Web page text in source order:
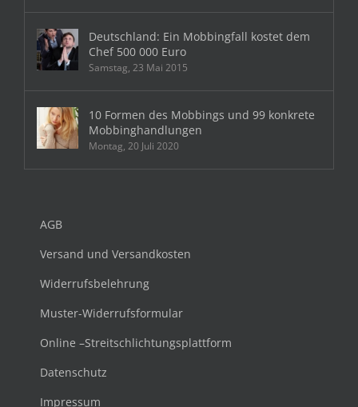
Deutschland: Ein Mobbingfall kostet dem
Chef 500 000 Euro
Samstag, 23 Mai 2015
10 Formen des Mobbings und 99 konkrete
Mobbinghandlungen
Montag, 20 Juli 2020
AGB
Versand und Versandkosten
Widerrufsbelehrung
Muster-Widerrufsformular
Online –Streitschlichtungsplattform
Datenschutz
Impressum